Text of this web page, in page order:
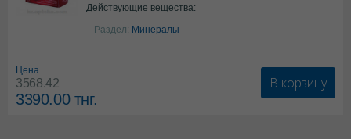
Америки
Действующие вещества:
Колекальциферол+Кальция
карбонат
Раздел: Минералы
Цена
3568.42
3390.00тнг.
В корзину